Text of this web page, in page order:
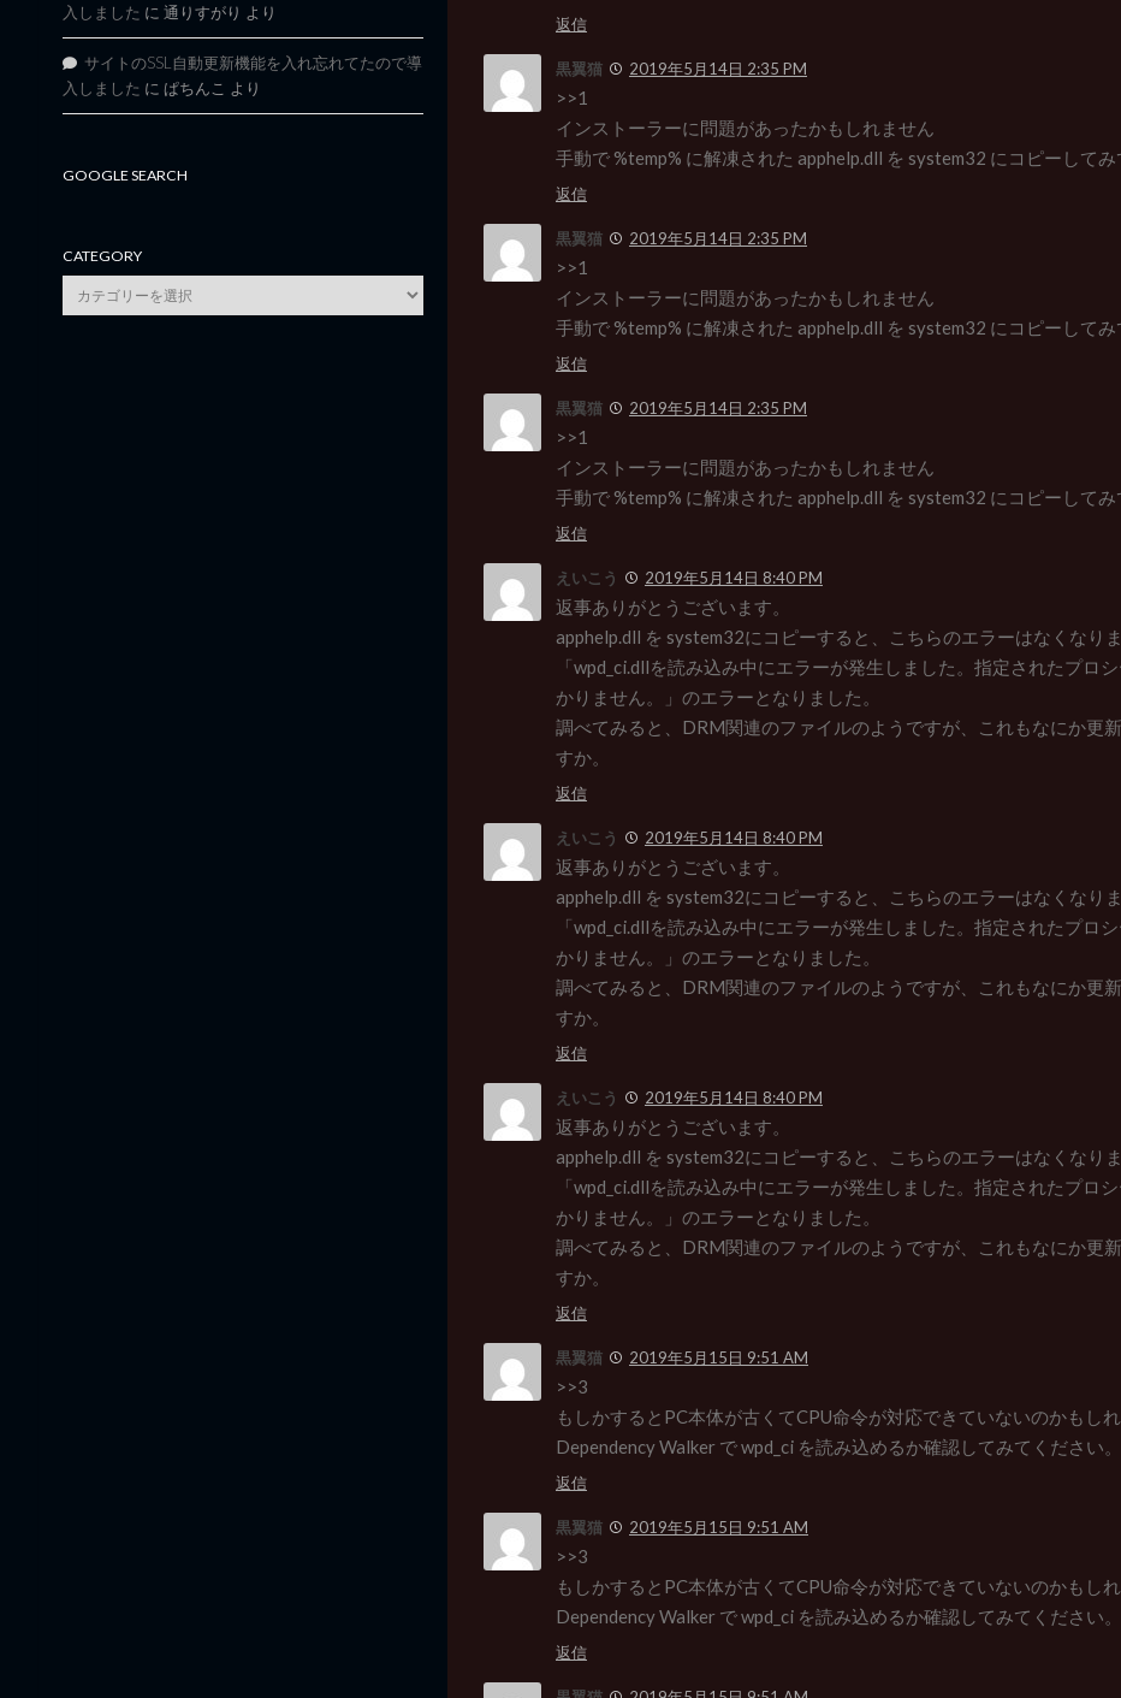
返信
黒翼猫 2019年5月14日 2:35 PM
>>1
インストーラーに問題があったかもしれません
手動で %temp% に解凍された apphelp.dll を system32 にコピーして
返信
黒翼猫 2019年5月14日 2:35 PM
>>1
インストーラーに問題があったかもしれません
手動で %temp% に解凍された apphelp.dll を system32 にコピーして
返信
黒翼猫 2019年5月14日 2:35 PM
>>1
インストーラーに問題があったかもしれません
手動で %temp% に解凍された apphelp.dll を system32 にコピーして
返信
えいこう 2019年5月14日 8:40 PM
返事ありがとうございます。
apphelp.dll を system32にコピーすると、こちらのエラーはなくなりま
「wpd_ci.dllを読み込み中にエラーが発生しました。指定されたプロ
かりません。」のエラーとなりました。
調べてみると、DRM関連のファイルのようですが、これもなにか更
すか。
返信
えいこう 2019年5月14日 8:40 PM
返事ありがとうございます。
apphelp.dll を system32にコピーすると、こちらのエラーはなくなりま
「wpd_ci.dllを読み込み中にエラーが発生しました。指定されたプロ
かりません。」のエラーとなりました。
調べてみると、DRM関連のファイルのようですが、これもなにか更
すか。
返信
えいこう 2019年5月14日 8:40 PM
返事ありがとうございます。
apphelp.dll を system32にコピーすると、こちらのエラーはなくなりま
「wpd_ci.dllを読み込み中にエラーが発生しました。指定されたプロ
かりません。」のエラーとなりました。
調べてみると、DRM関連のファイルのようですが、これもなにか更
すか。
返信
黒翼猫 2019年5月15日 9:51 AM
>>3
もしかするとPC本体が古くてCPU命令が対応できていないのかもし
Dependency Walker で wpd_ci を読み込めるか確認してみてください。
返信
黒翼猫 2019年5月15日 9:51 AM
>>3
もしかするとPC本体が古くてCPU命令が対応できていないのかもし
Dependency Walker で wpd_ci を読み込めるか確認してみてください。
返信
入しました に 通りすがり より
サイトのSSL自動更新機能を入れ忘れてたので導
入しました に ぱちんこ より
GOOGLE SEARCH
CATEGORY
category